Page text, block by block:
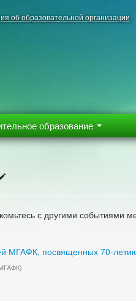
об образовательной организации
образование
с другими событиями
МГАФК, посвященных 70-